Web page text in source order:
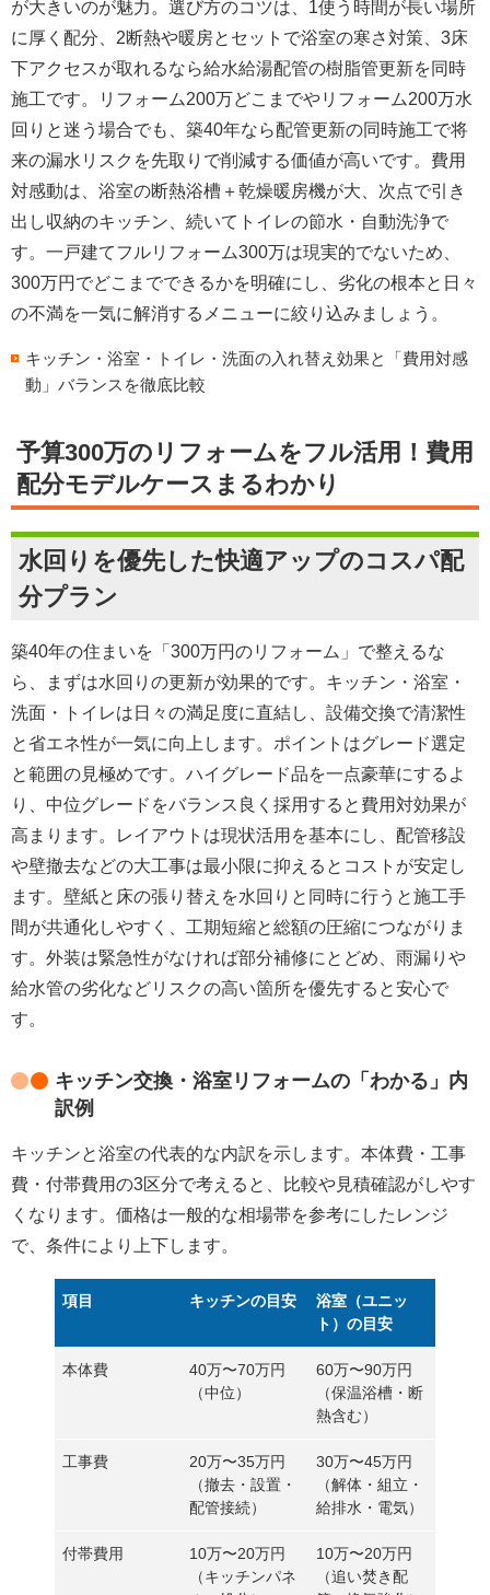
が大きいのが魅力。選び方のコツは、1使う時間が長い場所
に厚く配分、2断熱や暖房とセットで浴室の寒さ対策、3床
下アクセスが取れるなら給水給湯配管の樹脂管更新を同時
施工です。
リフォーム200万どこまでやリフォーム200万水
回り と迷う場合でも、築40年なら配管更新の同時施工で将
来の漏水リスクを先取りで削減する価値が高いです。費用
対感動は、浴室の断熱浴槽＋乾燥暖房機が大、次点で引き
出し収納のキッチン 、続いてトイレの節水・自動洗浄で
す。 一戸建てフルリフォーム300万は現実的でないため、
300万円でどこまでできるかを明確にし、劣化の根本と日々
の不満を一気に解消するメニューに絞り込みましょう。
キッチン・浴室・トイレ・洗面の入れ替え効果と「費用対感
動」バランスを徹底比較
予算300万のリフォームをフル活用！費用
配分モデルケースまるわかり
水回りを優先した快適アップのコスパ配
分プラン
築40年の住まいを「300万円のリフォーム」で整えるな
ら、まずは水回りの更新が効果的です。キッチン・浴室・
洗面・トイレは日々の満足度に直結し、 設備交換で清潔性
と省エネ性が一気に向上 します。ポイントはグレード選定
と範囲の見極めです。ハイグレード品を一点豪華にするよ
り、 中位グレードをバランス良く採用すると費用対効果が
高まります。レイアウトは現状活用を基本にし、 配管移設
や壁撤去などの大工事は最小限に抑えるとコストが安定し
ます。壁紙と床の張り替えを水回りと同時に行うと施工手
間が共通化しやすく、 工期短縮と総額の圧縮につながりま
す。外装は緊急性がなければ部分補修にとどめ、雨漏りや
給水管の劣化などリスクの高い箇所を優先すると安心で
す。
キッチン交換・浴室リフォームの「わかる」内
訳例
キッチンと浴室の代表的な内訳を示します。 本体費・工事
費・付帯費用の3区分で考えると、比較や見積確認がしやす
くなります。価格は一般的な相場帯を参考にしたレンジ
で、条件により上下します。
項目 キッチンの目安
浴室（ユニッ
ト）の目安
本体費
40万〜70万円
（中位）
60万〜90万円
（保温浴槽・断
熱含む）
工事費
20万〜35万円
（撤去・設置・
配管接続）
30万〜45万円
（解体・組立・
給排水・電気）
付帯費用
10万〜20万円
（キッチンパネ
10万〜20万円
（追い焚き配